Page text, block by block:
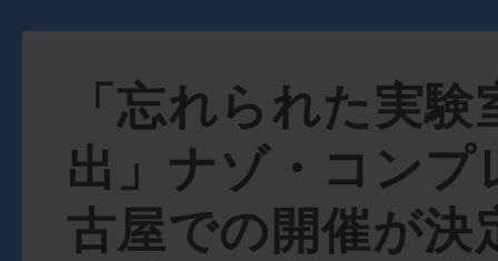
「忘れられた実
出」ナゾ・コンプ
古屋での開催が決